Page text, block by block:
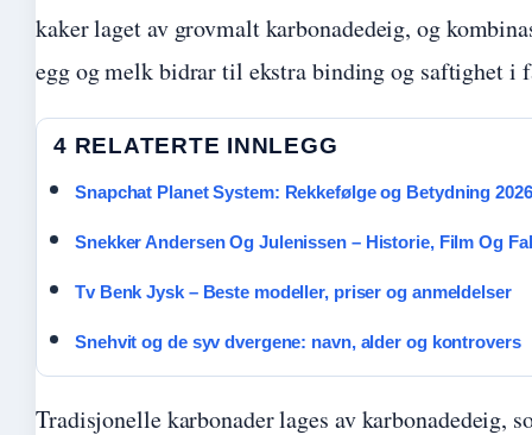
kaker laget av grovmalt karbonadedeig, og
egg og melk bidrar til ekstra binding og saftighet i
4 RELATERTE INNLEGG
Snapchat Planet System: Rekkefølge og Betydning 2026
Snekker Andersen Og Julenissen – Historie, Film Og
Tv Benk Jysk – Beste modeller, priser og anmeldelser
Snehvit og de syv dvergene: navn, alder og kontrovers
Tradisjonelle karbonader lages av karbonadedeig,